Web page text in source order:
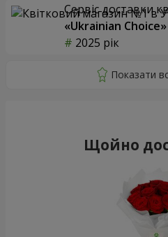
Сервіс доставки
«Ukrainian Choice»
2025 рік
Щойно